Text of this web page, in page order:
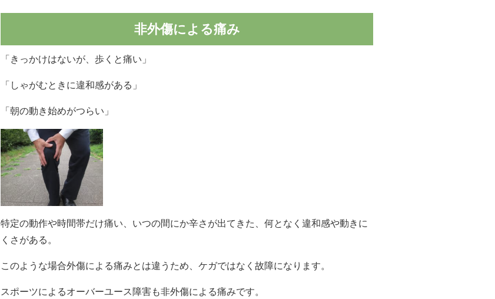
非外傷による痛み
「きっかけはないが、歩くと痛い」
「しゃがむときに違和感がある」
「朝の動き始めがつらい」
特定の動作や時間帯だけ痛い、いつの間にか辛さが出てきた、何となく違和感や動きに
くさがある。
このような場合外傷による痛みとは違うため、ケガではなく故障になります。
スポーツによるオーバーユース障害も非外傷による痛みです。